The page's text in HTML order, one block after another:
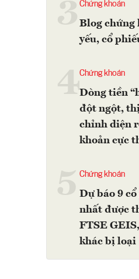
Chứng khoán
Blog chứng
yếu, cổ
4Chứng khoán
Dòng tiền
đột ngột,
chỉnh diện
khoản cực
Chứng khoán
Dự báo 9
nhất được
FTSE
khác bị loại